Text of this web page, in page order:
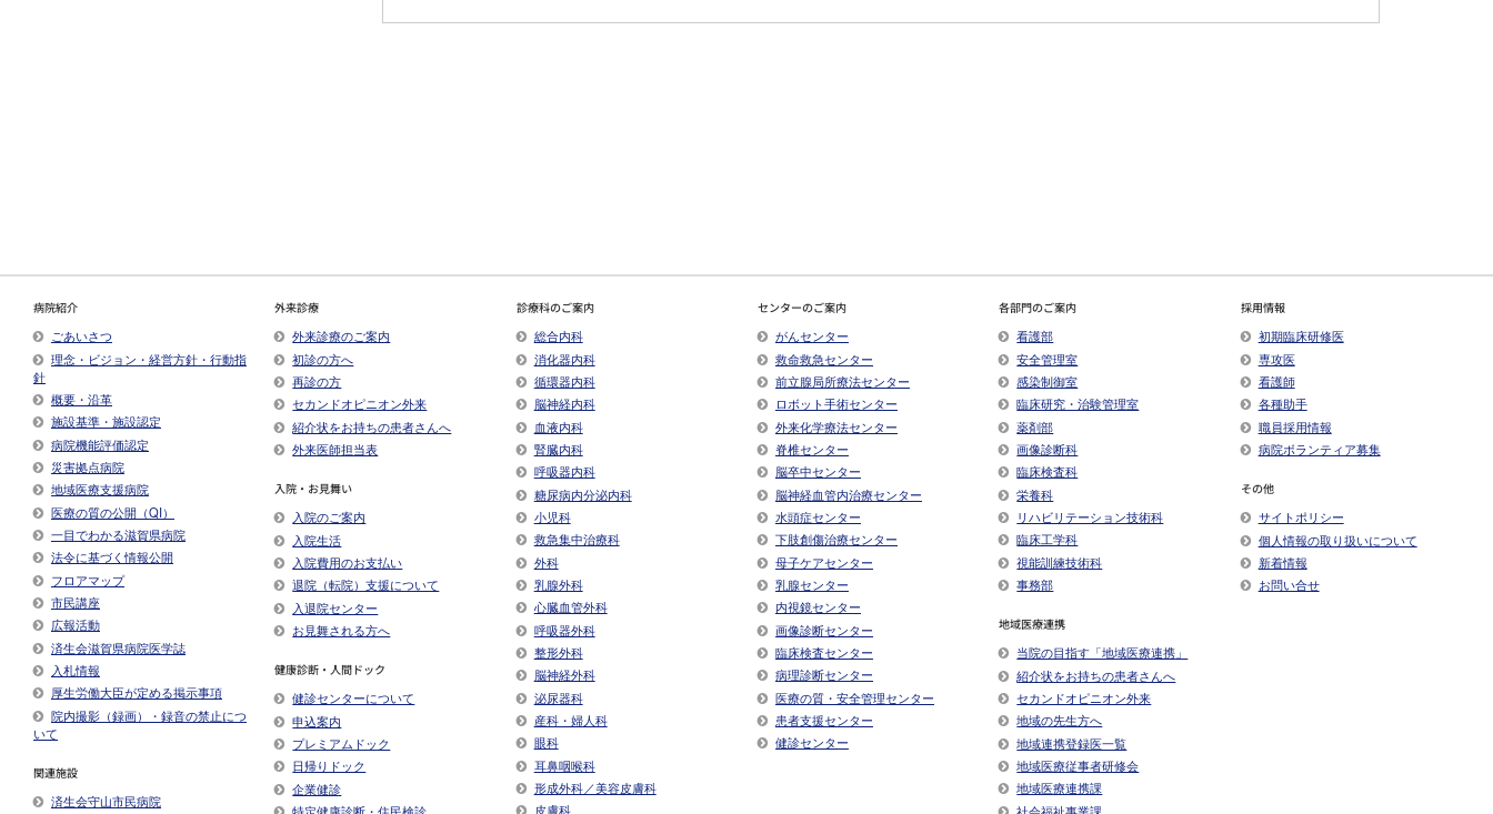
病院紹介
ごあいさつ
理念・ビジョン・経営方針・行動指
針
概要・沿革
施設基準・施設認定
病院機能評価認定
災害拠点病院
地域医療支援病院
医療の質の公開（QI）
一目でわかる滋賀県病院
法令に基づく情報公開
フロアマップ
市民講座
広報活動
済生会滋賀県病院医学誌
入札情報
厚生労働大臣が定める掲示事項​
院内撮影（録画）・録音の禁止につ
いて
関連施設
済生会守山市民病院
外来診療
外来診療のご案内
初診の方へ
再診の方
セカンドオピニオン外来
紹介状をお持ちの患者さんへ
外来医師担当表
入院・お見舞い
入院のご案内
入院生活
入院費用のお支払い
退院（転院）支援について
入退院センター
お見舞される方へ
健康診断・人間ドック
健診センターについて
申込案内
プレミアムドック
日帰りドック
企業健診
診療科のご案内
総合内科
消化器内科
循環器内科
脳神経内科
血液内科
腎臓内科
呼吸器内科
糖尿病内分泌内科
小児科
救急集中治療科
外科
乳腺外科
心臓血管外科
呼吸器外科
整形外科
脳神経外科
泌尿器科
産科・婦人科
眼科
耳鼻咽喉科
形成外科／美容皮膚科
皮膚科
センターのご案内
がんセンター
救命救急センター
前立腺局所療法センター
ロボット手術センター
外来化学療法センター
脊椎センター
脳卒中センター
脳神経血管内治療センター
水頭症センター
下肢創傷治療センター
母子ケアセンター
乳腺センター
内視鏡センター
画像診断センター
臨床検査センター
病理診断センター
医療の質・安全管理センター
患者支援センター
健診センター
各部門のご案内
看護部
安全管理室
感染制御室
臨床研究・治験管理室
薬剤部
画像診断科
臨床検査科
栄養科
リハビリテーション技術科
臨床工学科
視能訓練技術科
事務部
地域医療連携
当院の目指す「地域医療連携」
紹介状をお持ちの患者さんへ
セカンドオピニオン外来
地域の先生方へ
地域連携登録医一覧
地域医療従事者研修会
地域医療連携課
社会福祉事業課
採用情報
初期臨床研修医
専攻医
看護師
各種助手
職員採用情報
病院ボランティア募集
その他
サイトポリシー
個人情報の取り扱いについて
新着情報
お問い合せ